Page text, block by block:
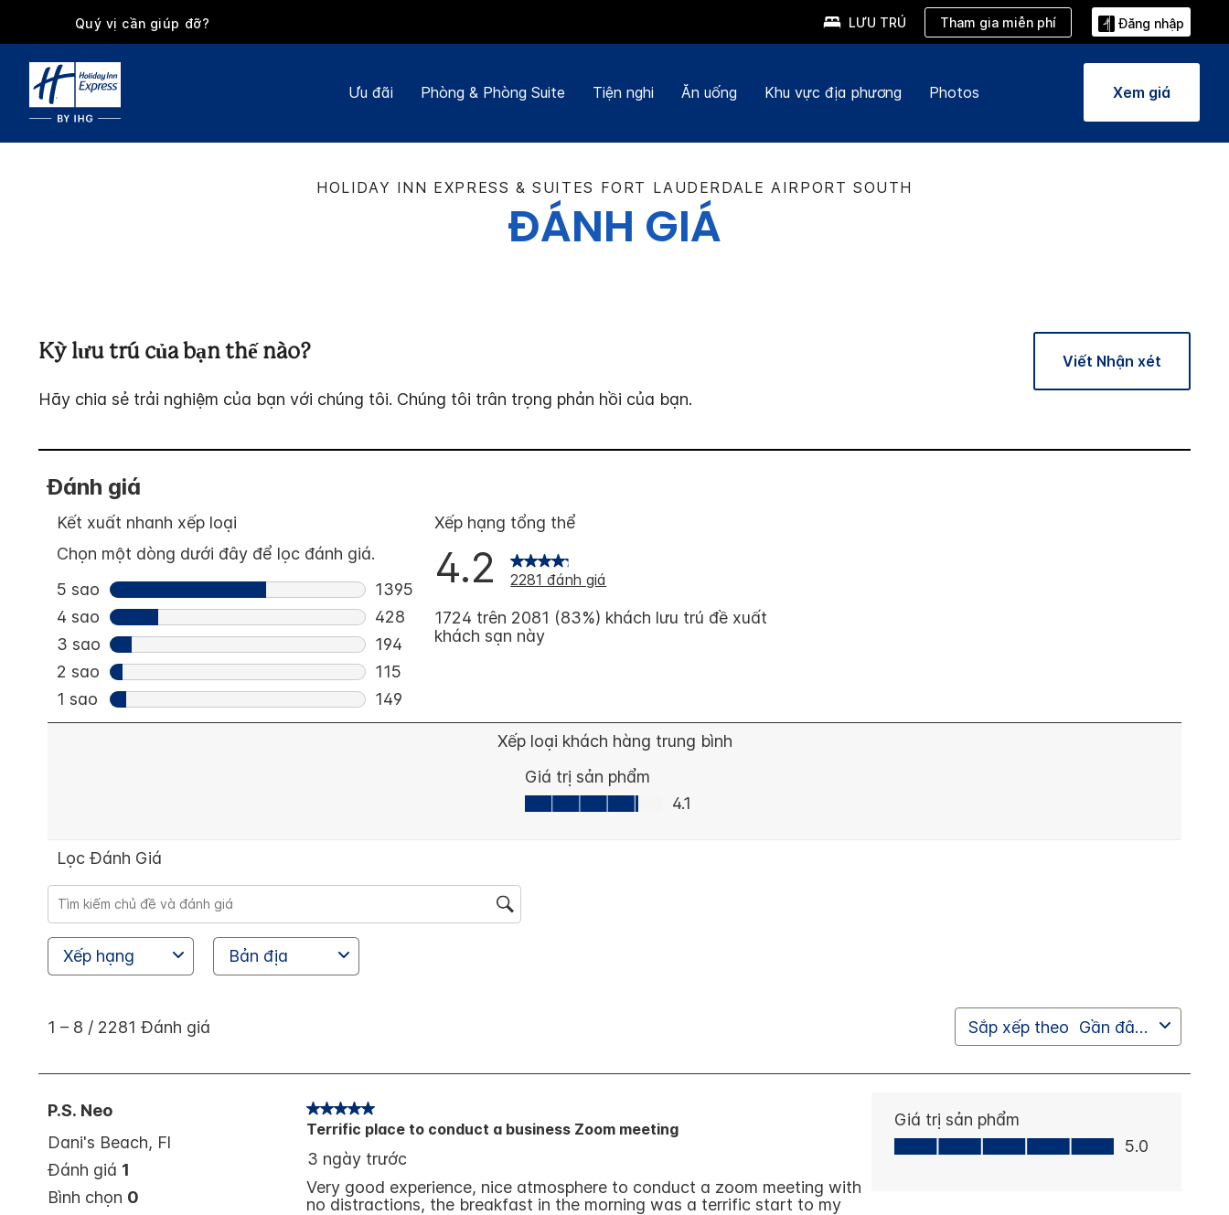
Quý vị cần giúp đỡ? LƯU TRÚ Tham gia miễn phí Đăng nhập
Ưu đãi Phòng & Phòng Suite Tiện nghi Ăn uống Khu vực địa phương Photos Xem giá
HOLIDAY INN EXPRESS & SUITES FORT LAUDERDALE AIRPORT SOUTH
ĐÁNH GIÁ
Kỳ lưu trú của bạn thế nào?
Hãy chia sẻ trải nghiệm của bạn với chúng tôi. Chúng tôi trân trọng phản hồi của bạn.
Viết Nhận xét